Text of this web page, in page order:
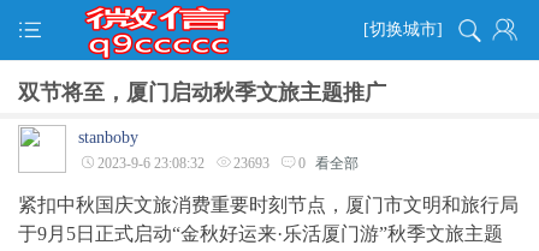
[切换城市]
双节将至，厦门启动秋季文旅主题推广
stanboby
2023-9-6 23:08:32 23693 0 看全部
紧扣中秋国庆文旅消费重要时刻节点，厦门市文明和旅行局
于9月5日正式启动“金秋好运来·乐活厦门游”秋季文旅主题